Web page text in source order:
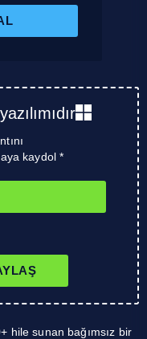
kaydol *
hile sunan bağımsız bir